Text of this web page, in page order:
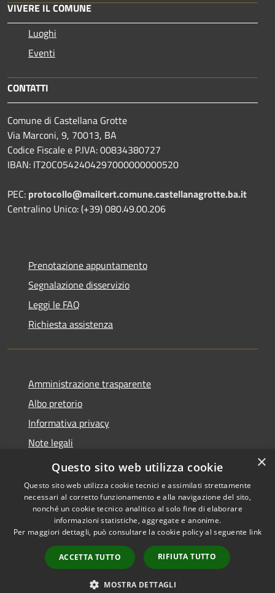
VIVERE IL COMUNE
Luoghi
Eventi
CONTATTI
Comune di Castellana Grotte
Via Marconi, 9, 70013, BA
Codice Fiscale e P.IVA: 00834380727
IBAN: IT20C0542404297000000000520
PEC: protocollo@mailcert.comune.castellanagrotte.ba.it
Centralino Unico: (+39) 080.49.00.206
Prenotazione appuntamento
Segnalazione disservizio
Leggi le FAQ
Richiesta assistenza
Amministrazione trasparente
Albo pretorio
Informativa privacy
Note legali
Dichiarazione di accessibilità
Accessibilità
Copyright © 2026 • Comune di
Castellana Grotte • Powered
byMunicipium
Accesso
redazione
×
Questo sito web utilizza cookie
Questo sito web utilizza cookie tecnici e assimilati strettamente
necessari al corretto funzionamento e alla navigazione del sito,
nonché un cookie tecnico analitico al solo fine di elaborare
informazioni statistiche, aggregate e anonime.
Per maggiori dettagli, può consultare la cookie policy al seguente link
ACCETTA TUTTO RIFIUTA TUTTO
MOSTRA DETTAGLI